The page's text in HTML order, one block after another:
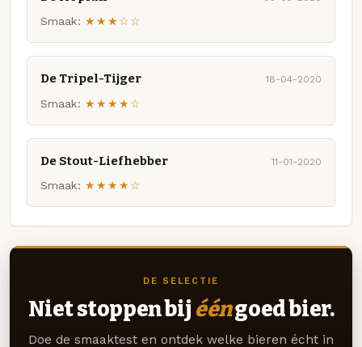
Smaak: ★★★☆☆
De Tripel-Tijger 18-04-2020
Smaak: ★★★★☆
De Stout-Liefhebber 11-01-2020
Smaak: ★★★★☆
DE SELECTIE
Niet stoppen bij ééngoed bier.
Doe de smaaktest en ontdek welke bieren écht in